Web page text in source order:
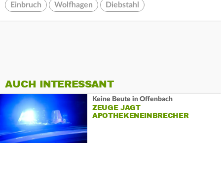
Einbruch Wolfhagen Diebstahl
AUCH INTERESSANT
Keine Beute in Offenbach
ZEUGE JAGT
APOTHEKENEINBRECHER